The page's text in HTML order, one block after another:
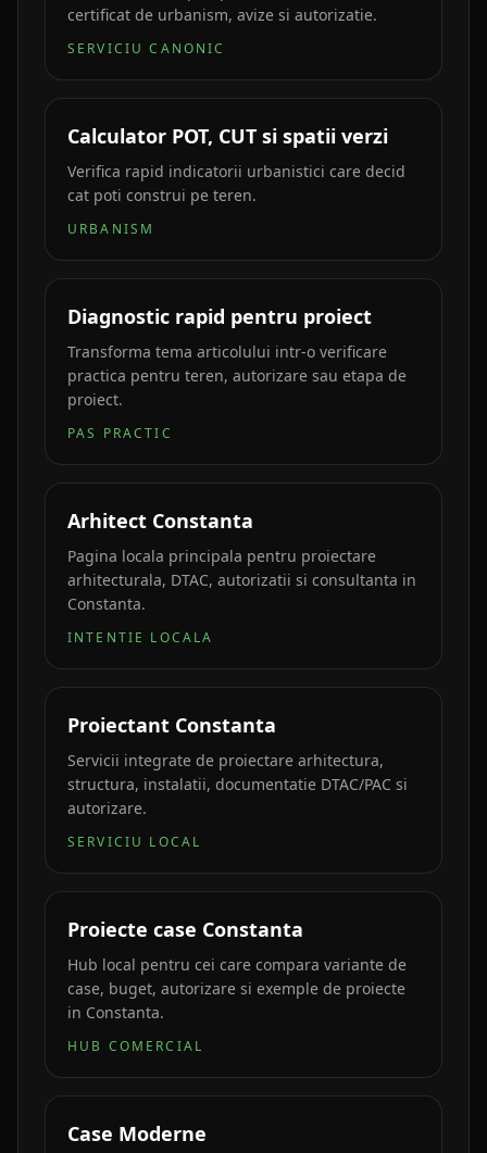
certificat de urbanism, avize si autorizatie.
SERVICIU CANONIC
Calculator POT, CUT si spatii verzi
Verifica rapid indicatorii urbanistici care decid
cat poti construi pe teren.
URBANISM
Diagnostic rapid pentru proiect
Transforma tema articolului intr-o verificare
practica pentru teren, autorizare sau etapa de
proiect.
PAS PRACTIC
Arhitect Constanta
Pagina locala principala pentru proiectare
arhitecturala, DTAC, autorizatii si consultanta in
Constanta.
INTENTIE LOCALA
Proiectant Constanta
Servicii integrate de proiectare arhitectura,
structura, instalatii, documentatie DTAC/PAC si
autorizare.
SERVICIU LOCAL
Proiecte case Constanta
Hub local pentru cei care compara variante de
case, buget, autorizare si exemple de proiecte
in Constanta.
HUB COMERCIAL
Case Moderne